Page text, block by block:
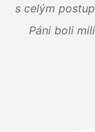
s celým
Páni boli